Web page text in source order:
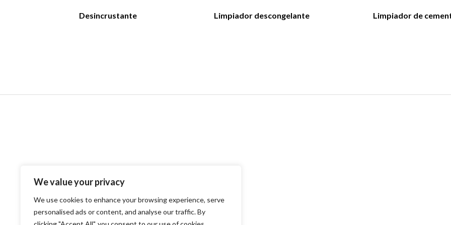
We value your privacy
We use cookies to enhance your browsing experience, serve
personalised ads or content, and analyse our traffic. By
Desincrustante Limpiador descongelante Limpiador de
Emaill:wlwer@williamweir.com
Teléfono fijo: +0086-0564-7515275
Dirección:Building 11. Parque Pionero. Distrito de Yeji.